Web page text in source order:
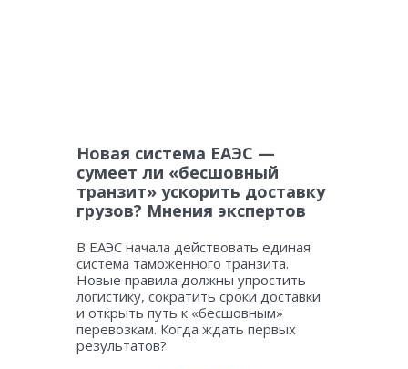
Новая система ЕАЭС —
сумеет ли «бесшовный
транзит» ускорить доставку
грузов? Мнения экспертов
В ЕАЭС начала действовать единая
система таможенного транзита.
Новые правила должны упростить
логистику, сократить сроки доставки
и открыть путь к «бесшовным»
перевозкам. Когда ждать первых
результатов?